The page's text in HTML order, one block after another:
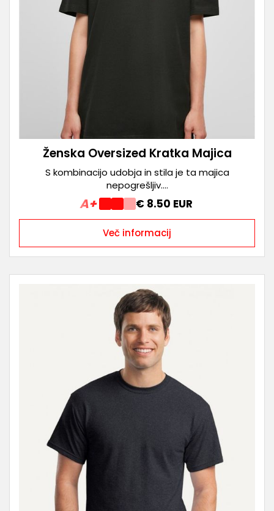
Ženska Oversized Kratka Majica
S kombinacijo udobja in stila je ta majica
nepogrešljiv....
A+ € 8.50 EUR
Več informacij